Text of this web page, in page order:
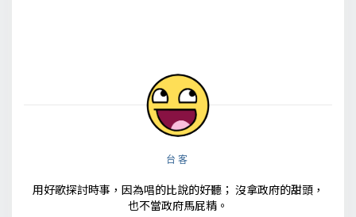
台客
用好歌探討時事，因為唱的比說的好聽； 沒拿政府的甜頭，
也不當政府馬屁精。